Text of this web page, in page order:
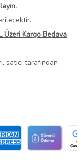
Üzeri Kargo Bedava
tarafından